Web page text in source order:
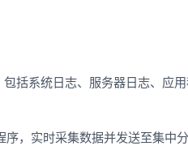
括系统日志、服务器日志、应
，实时采集数据并发送至集中分